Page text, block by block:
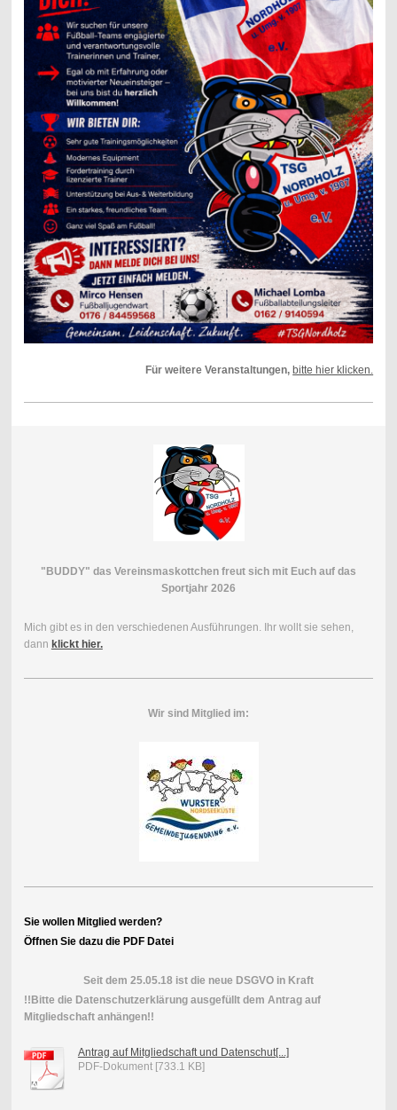
Für weitere Veranstaltungen,bitte hier klicken.
"BUDDY" das Vereinsmaskottchen freut sich mit Euch auf das
Sportjahr 2026
Mich gibt es in den verschiedenen Ausführungen. Ihr wollt sie sehen,
dann klickt hier.
Wir sind Mitglied im:
Sie wollen Mitglied werden?
Öffnen Sie dazu die PDF Datei
Seit dem 25.05.18 ist die neue DSGVO in Kraft
!!Bitte die Datenschutzerklärung ausgefüllt dem Antrag auf
Mitgliedschaft anhängen!!
Antrag auf Mitgliedschaft und Datenschut[...]
PDF-Dokument [733.1 KB]